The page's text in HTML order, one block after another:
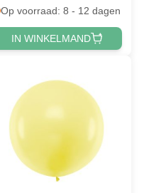
Op voorraad: 8 - 12 dagen
IN WINKELMAND